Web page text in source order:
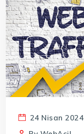
24 Nisan 2024